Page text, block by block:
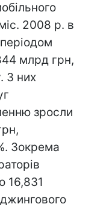
2008 р. в
млрд грн,
З них
зросли
Зокрема
16,831